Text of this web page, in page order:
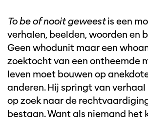
To be of nooit geweestis een
verhalen, beelden, woorden en
Geen whodunit maar een
zoektocht van een ontheemde
leven moet bouwen op
anderen. Hij springt van
op zoek naar de
bestaan. Want als niemand het